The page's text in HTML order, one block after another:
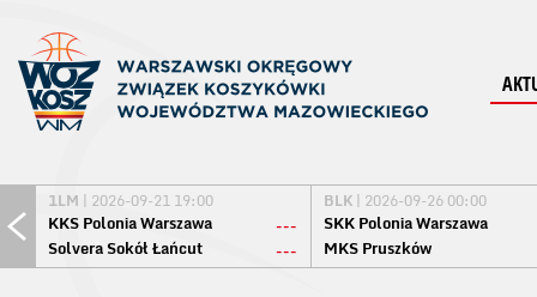
1LM | 2026-09-21 19:00
KKS Polonia Warszawa
---
Solvera Sokół Łańcut
---
BLK | 2026-09-26 00:00
SKK Polonia Warszawa
MKS Pruszków